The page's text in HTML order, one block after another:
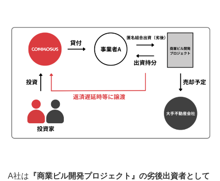
A社は 『商業ビル開発プロジェクト』の劣後出資者として